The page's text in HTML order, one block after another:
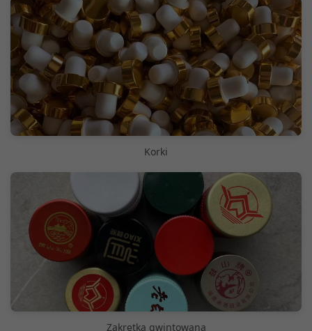
Korki
Zakrętka gwintowana